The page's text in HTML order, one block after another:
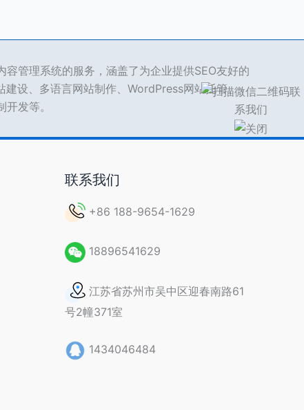
管理系统的服务，涵盖了为企业提供SEO友好的
设、多语言网站制作、WordPress网站托管、
发等。
联系我们
+86 188-9654-1629
18896541629
江苏省苏州市吴中区迎春南路61
号2幢371室
1434046484